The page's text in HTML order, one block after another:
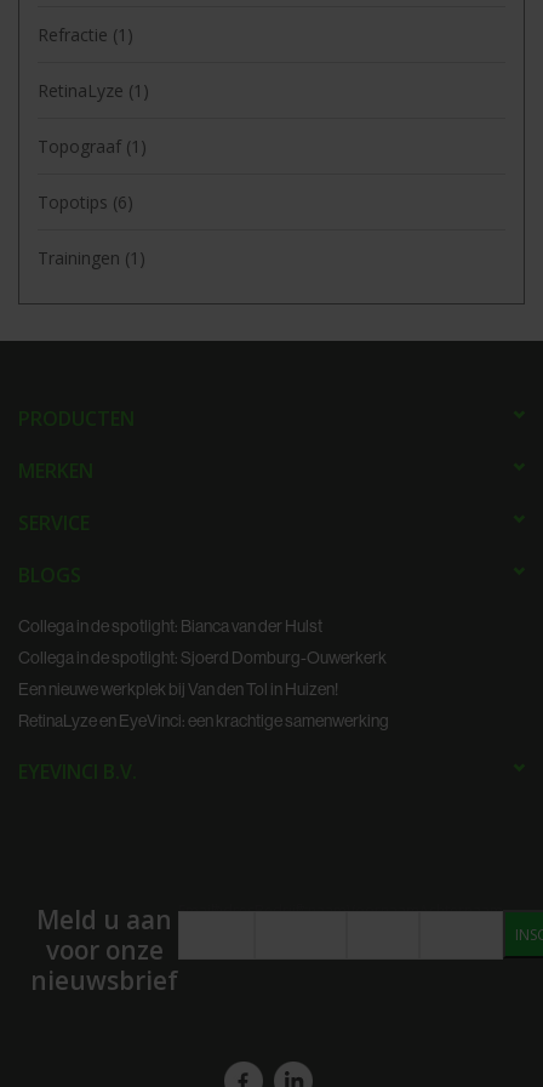
Refractie (1)
RetinaLyze (1)
Topograaf (1)
Topotips (6)
Trainingen (1)
PRODUCTEN
MERKEN
SERVICE
BLOGS
Collega in de spotlight: Bianca van der Hulst
Collega in de spotlight: Sjoerd Domburg-Ouwerkerk
Een nieuwe werkplek bij Van den Tol in Huizen!
RetinaLyze en EyeVinci: een krachtige samenwerking
EYEVINCI B.V.
Meld u aan
voor onze
nieuwsbrief
Emailadres
* Bedrijfsnaam
* VoornaamAchternaam